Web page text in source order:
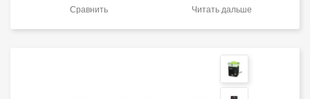
Сравнить Читать дальше